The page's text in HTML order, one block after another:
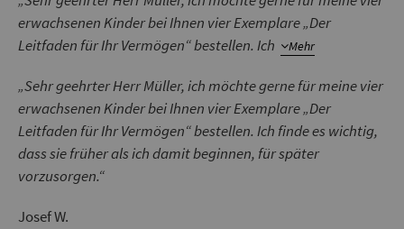
erwachsenen Kinder bei Ihnen vier Exemplare „Der
Leitfaden für Ihr Vermögen“ bestellen. Ich
Mehr
„Sehr geehrter Herr Müller, ich möchte gerne für meine vier
erwachsenen Kinder bei Ihnen vier Exemplare „Der
Leitfaden für Ihr Vermögen“ bestellen. Ich finde es wichtig,
dass sie früher als ich damit beginnen, für später
vorzusorgen.“
Josef W.